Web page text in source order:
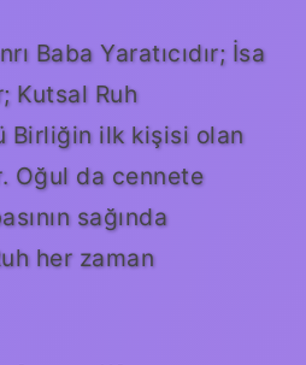
Baba Yaratıcıdır; İsa
Kutsal Ruh
Birliğin ilk kişisi olan
Oğul da cennete
sağında
her zaman